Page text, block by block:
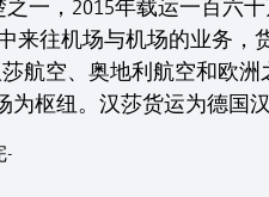
一，2015年载运一百六
来往机场与机场的业务，
航空、奥地利航空和欧
枢纽。汉莎货运为德国
-